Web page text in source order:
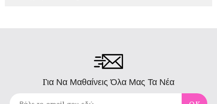
Για Να Μαθαίνεις Όλα Μας Τα Νέα